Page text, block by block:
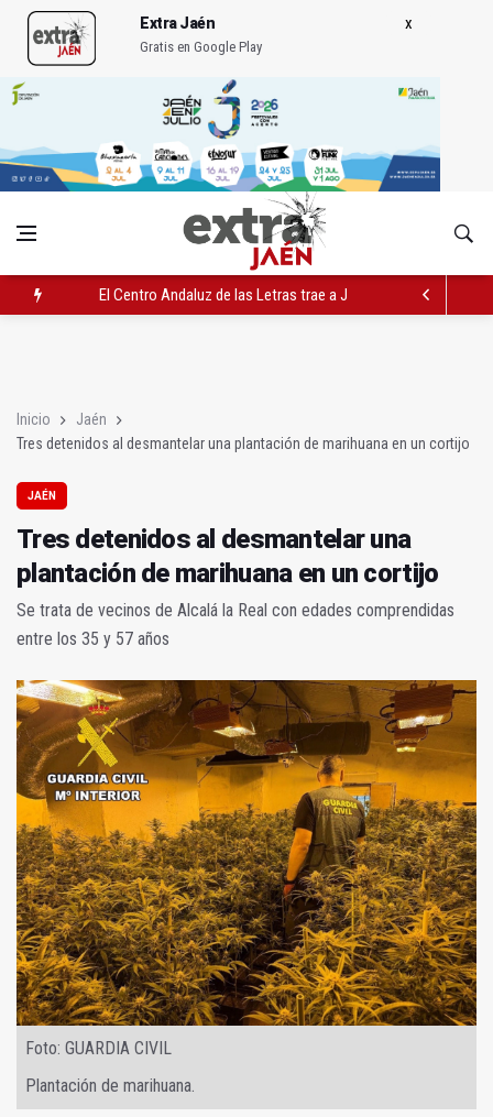
Extra Jaén
Gratis en Google Play
El Centro Andaluz de las Letras trae a Jaén al filósofo Omar
Inicio
Jaén
Tres detenidos al desmantelar una plantación de marihuana en un cortijo
JAÉN
Tres detenidos al desmantelar una
plantación de marihuana en un cortijo
Se trata de vecinos de Alcalá la Real con edades comprendidas
entre los 35 y 57 años
Foto: GUARDIA CIVIL
Plantación de marihuana.